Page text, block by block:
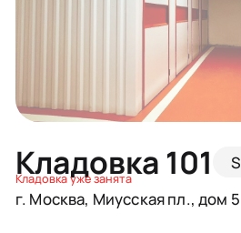
Кладовка 101 S
Кладовка уже занята
г. Москва, Миусская пл., дом 5